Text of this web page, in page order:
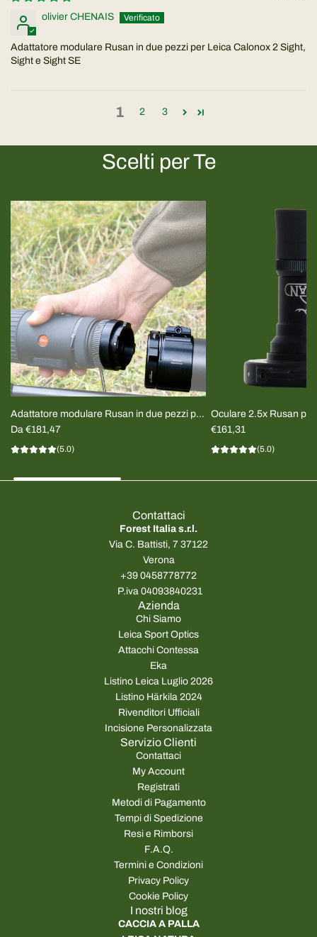
olivier CHENAIS
Adattatore modulare Rusan in due pezzi per Leica Calonox 2 Sight,
Sight e Sight SE
1 2 3
Scelti per Te
Adattatore modulare Rusan in due pezzi per
termico Clip-on
Da €181,47
(5.0)
Oculare 2.5x Rusan
€161,31
(5.0)
Contattaci
Forest Italia s.r.l.
Via C. Battisti, 7 37122
Verona
+39 0458778772
P.iva 04093840231
Azienda
Chi Siamo
Leica Sport Optics
Attacchi Contessa
Eka
Listino Leica Luglio 2026
Listino Härkila 2024
Rivenditori Ufficiali
Incisione Personalizzata
Servizio Clienti
Contattaci
My Account
Registrati
Metodi di Pagamento
Tempi di Spedizione
Resi e Rimborsi
F.A.Q.
Termini e Condizioni
Privacy Policy
Cookie Policy
I nostri blog
CACCIA A PALLA